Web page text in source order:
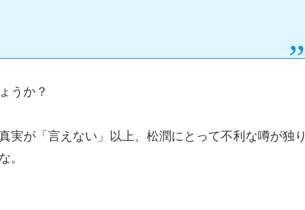
うか？
実が「言えない」以上、松潤にとって不利な噂が独り
。